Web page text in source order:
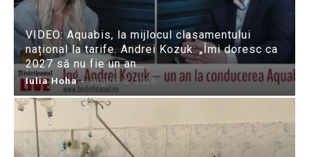
VIDEO: Aquabis, la mijlocul clasamentului
național la tarife. Andrei Kozuk: „Îmi doresc ca
2027 să nu fie un an...
Iulia Hoha - august 8, 2026